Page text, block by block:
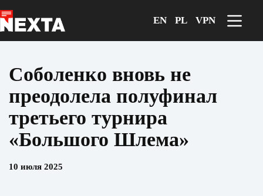
к
сути
EN PL VPN
Соболенко вновь не
преодолела полуфинал
третьего турнира
«Большого Шлема»
10 июля 2025